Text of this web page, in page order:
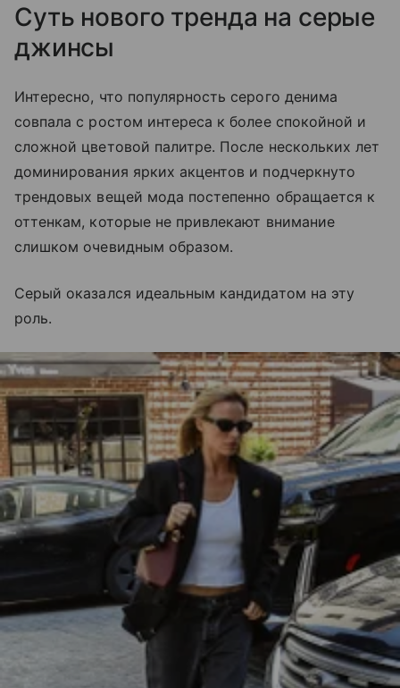
Суть нового тренда на серые
джинсы
Интересно, что популярность серого денима
совпала с ростом интереса к более спокойной и
сложной цветовой палитре. После нескольких лет
доминирования ярких акцентов и подчеркнуто
трендовых вещей мода постепенно обращается к
оттенкам, которые не привлекают внимание
слишком очевидным образом.
Серый оказался идеальным кандидатом на эту
роль.